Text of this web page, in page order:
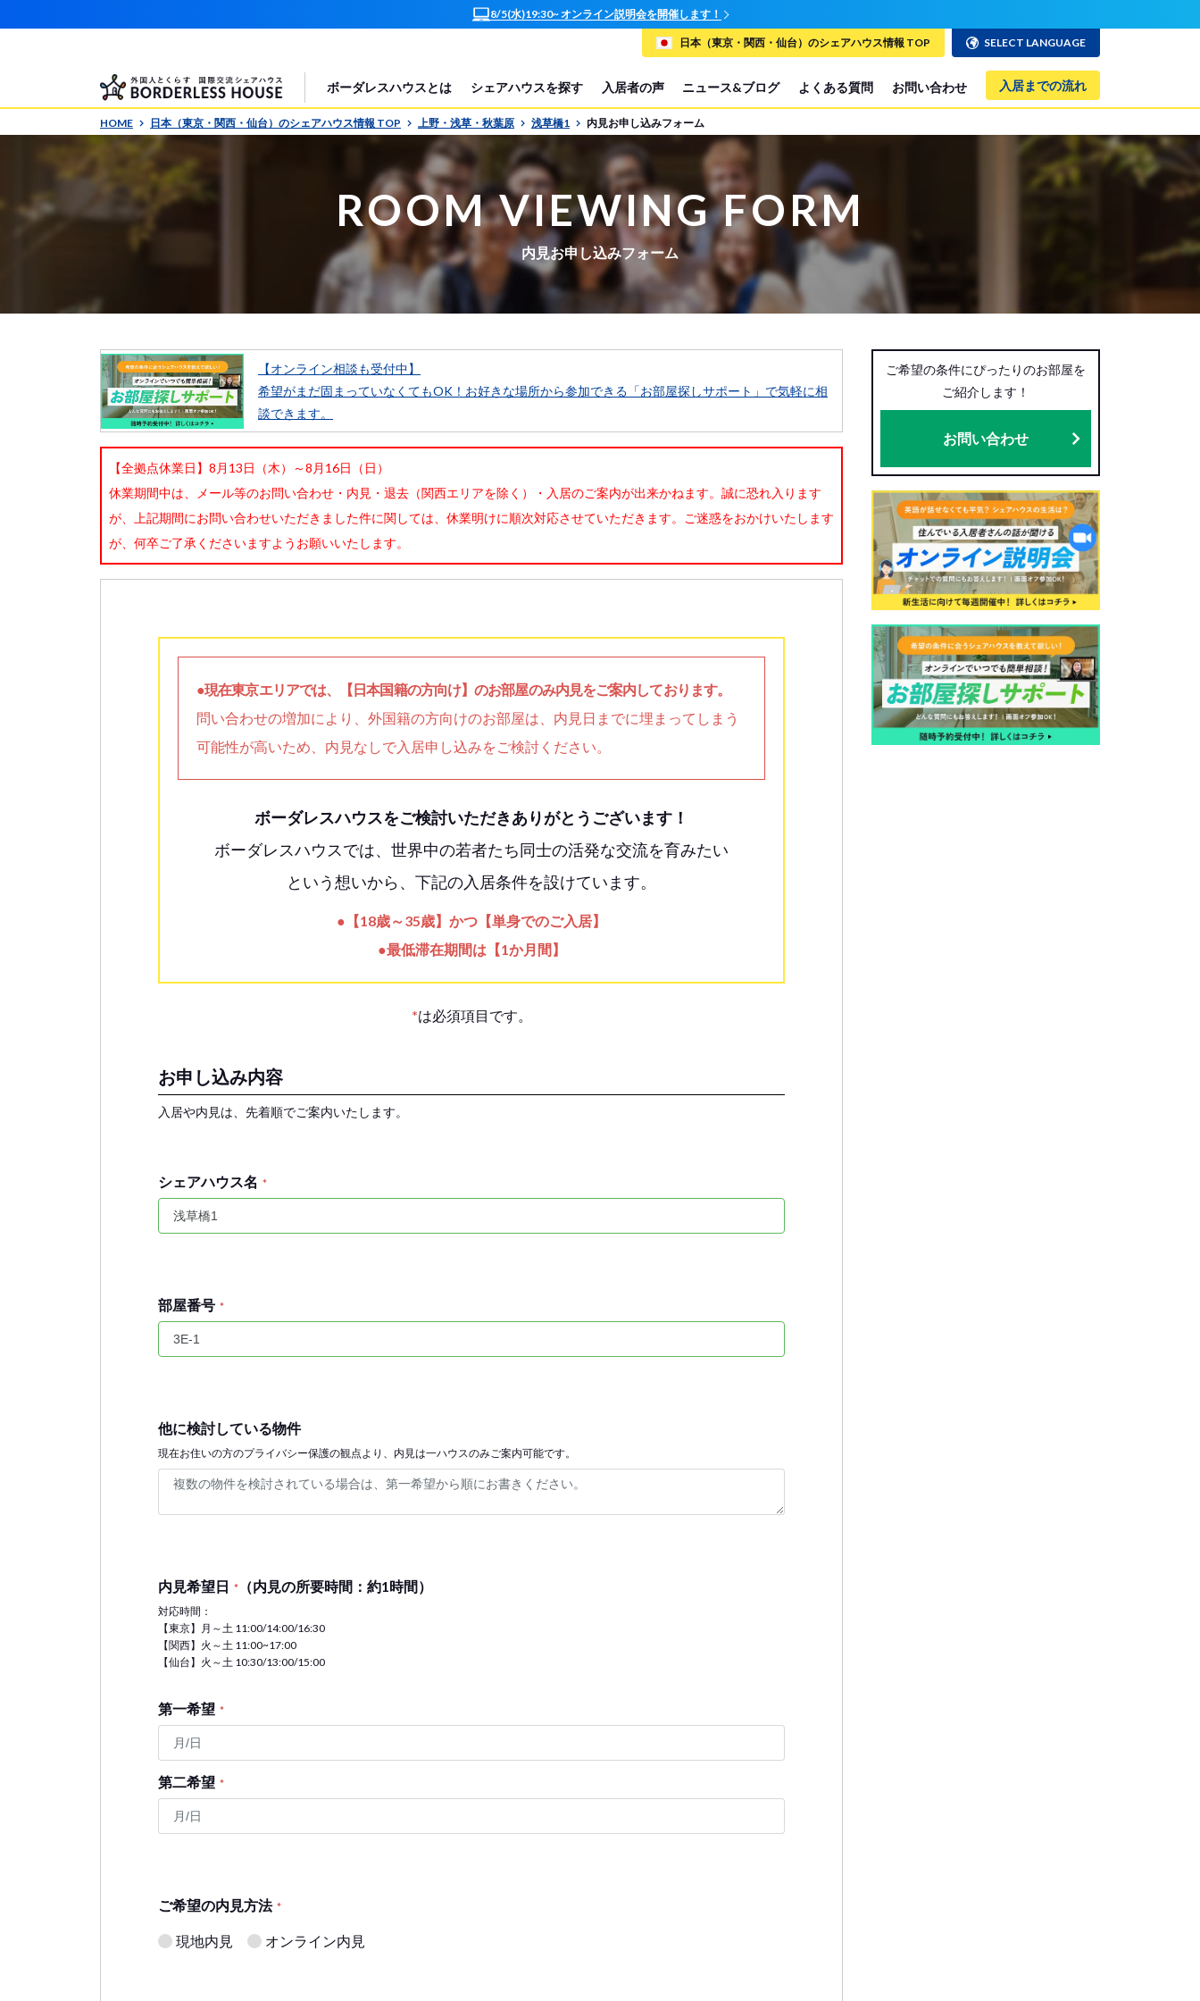
ボーダレスハウスとは シェアハウスを探す 入居者の声 ニュース&ブログ よくある質問 お問い合わせ 入居までの流れ
日本（東京・関西・仙台）のシェアハウス情報 TOP SELECT LANGUAGE
HOME 日本（東京・関西・仙台）のシェアハウス情報 TOP 上野・浅草・秋葉原 浅草橋1 内見お申し込みフォーム
ROOM VIEWING FORM
内見お申し込みフォーム
【オンライン相談も受付中】
希望がまだ固まっていなくてもOK！お好きな場所から参加できる「お部屋探しサポート」で気軽に相
談できます。
【全拠点休業日】8月13日（木）～8月16日（日）
休業期間中は、メール等のお問い合わせ・内見・退去（関西エリアを除く）・入居のご案内が出来かねます。誠に恐れ入ります
が、上記期間にお問い合わせいただきました件に関しては、休業明けに順次対応させていただきます。ご迷惑をおかけいたします
が、何卒ご了承くださいますようお願いいたします。
●現在東京エリアでは、【日本国籍の方向け】のお部屋のみ内見をご案内しております。
問い合わせの増加により、外国籍の方向けのお部屋は、内見日までに埋まってしまう
可能性が高いため、内見なしで入居申し込みをご検討ください。
ボーダレスハウスをご検討いただきありがとうございます！
ボーダレスハウスでは、世界中の若者たち同士の活発な交流を育みたい
という想いから、下記の入居条件を設けています。
●【18歳～35歳】かつ【単身でのご入居】
●最低滞在期間は【1か月間】
*は必須項目です。
お申し込み内容
入居や内見は、先着順でご案内いたします。
シェアハウス名 *
部屋番号 *
他に検討している物件
現在お住いの方のプライバシー保護の観点より、内見は一ハウスのみご案内可能です。
内見希望日 * （内見の所要時間：約1時間）
対応時間：
【東京】月～土 11:00/14:00/16:30
【関西】火～土 11:00~17:00
【仙台】火～土 10:30/13:00/15:00
第一希望 *
第二希望 *
ご希望の内見方法 *
現地内見 オンライン内見
ご希望の条件にぴったりのお部屋を
ご紹介します！
お問い合わせ